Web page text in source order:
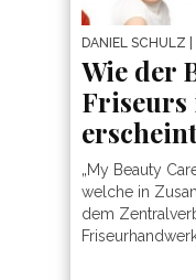
DANIEL SCHULZ
Wie der
Friseurs
„My Beauty
welche in
dem